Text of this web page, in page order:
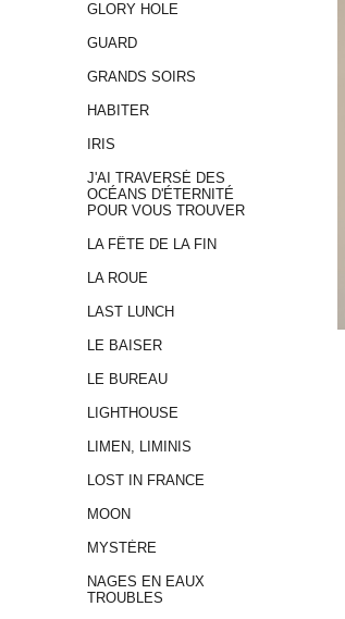
GLORY HOLE
GUARD
GRANDS SOIRS
HABITER
IRIS
J'AI TRAVERSÉ DES
OCÉANS D'ÉTERNITÉ
POUR VOUS TROUVER
LA FÊTE DE LA FIN
LA ROUE
LAST LUNCH
LE BAISER
LE BUREAU
LIGHTHOUSE
LIMEN, LIMINIS
LOST IN FRANCE
MOON
MYSTÈRE
NAGES EN EAUX
TROUBLES